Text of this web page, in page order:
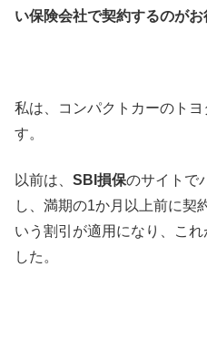
い保険会社で契約するのがお
私は、コンパクトカーのト
す。
以前は、 SBI損保のサイトで
し、満期の1か月以上前に契
いう割引が適用になり、こ
した。